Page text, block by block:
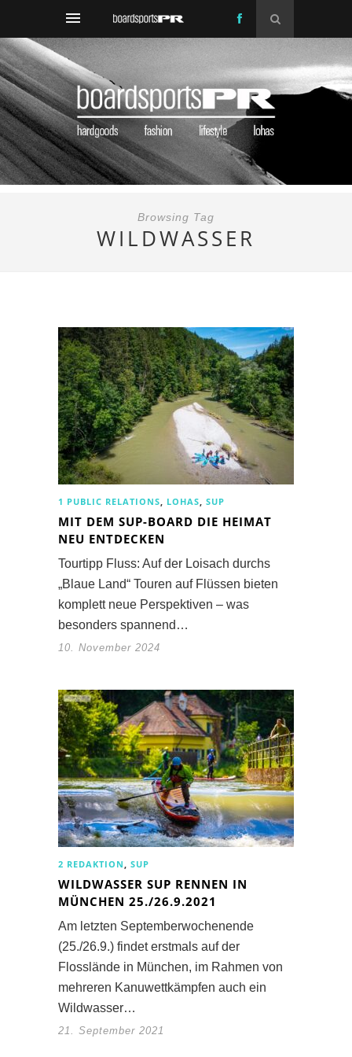
Browsing Tag
WILDWASSER
1 PUBLIC RELATIONS, LOHAS, SUP
MIT DEM SUP-BOARD DIE HEIMAT
NEU ENTDECKEN
Tourtipp Fluss: Auf der Loisach durchs
„Blaue Land“ Touren auf Flüssen bieten
komplett neue Perspektiven – was
besonders spannend…
10. November 2024
2 REDAKTION, SUP
WILDWASSER SUP RENNEN IN
MÜNCHEN 25./26.9.2021
Am letzten Septemberwochenende
(25./26.9.) findet erstmals auf der
Flosslände in München, im Rahmen von
mehreren Kanuwettkämpfen auch ein
Wildwasser…
21. September 2021